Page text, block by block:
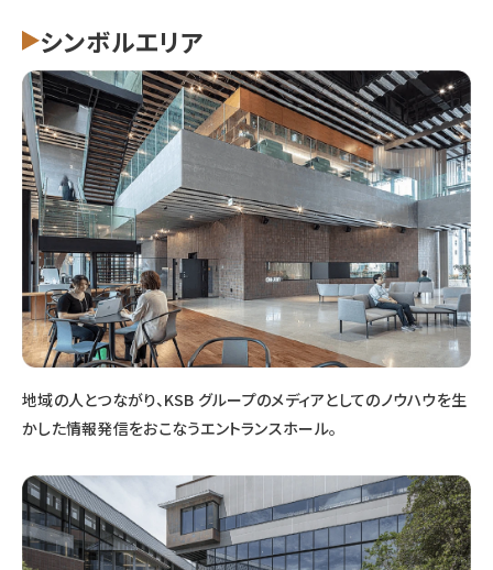
シンボルエリア
地域の人とつながり、KSB グループのメディアとしてのノウハウを生
かした情報発信をおこなうエントランスホール。